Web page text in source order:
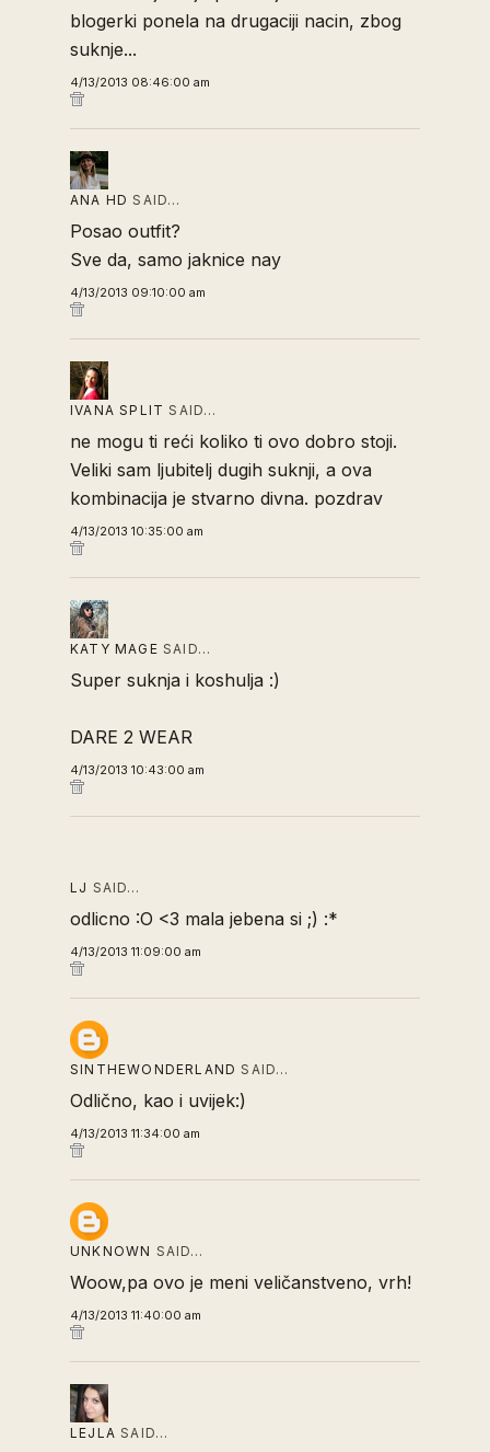
blogerki ponela na drugaciji nacin, zbog
suknje...
4/13/2013 08:46:00 am
ANA HD SAID…
Posao outfit?
Sve da, samo jaknice nay
4/13/2013 09:10:00 am
IVANA SPLIT SAID…
ne mogu ti reći koliko ti ovo dobro stoji.
Veliki sam ljubitelj dugih suknji, a ova
kombinacija je stvarno divna. pozdrav
4/13/2013 10:35:00 am
KATY MAGE SAID…
Super suknja i koshulja :)
DARE 2 WEAR
4/13/2013 10:43:00 am
LJ SAID…
odlicno :O <3 mala jebena si ;) :*
4/13/2013 11:09:00 am
SINTHEWONDERLAND SAID…
Odlično, kao i uvijek:)
4/13/2013 11:34:00 am
UNKNOWN SAID…
Woow,pa ovo je meni veličanstveno, vrh!
4/13/2013 11:40:00 am
LEJLA SAID…